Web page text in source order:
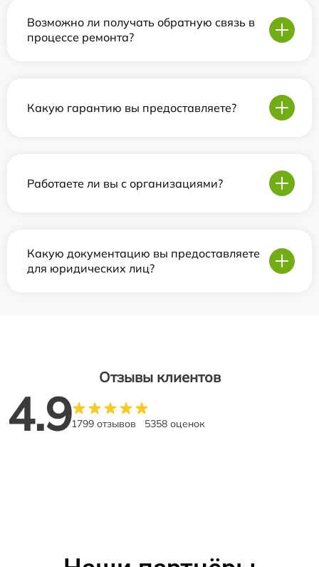
Возможно ли получать обратную связь в
процессе ремонта?
Какую гарантию вы предоставляете?
Работаете ли вы с организациями?
Какую документацию вы предоставляете
для юридических лиц?
Отзывы клиентов
4.91799 отзывов 5358 оценок